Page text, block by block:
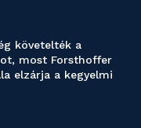
követelték a
most Forsthoffer
elzárja a kegyelmi